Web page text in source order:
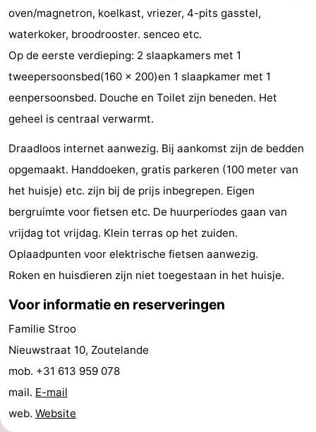
Vuurtorens
-
Uitkijkpunten
Attracties
-
Speeltuinen
-
Bowlen
Wellness
&
Natuur
Sporten
-
Fietsen
-
oven/magnetron, koelkast, vriezer, 4-pits gasstel,
waterkoker, broodrooster. senceo etc.
Op de eerste verdieping: 2 slaapkamers met 1
tweepersoonsbed(160 x 200)en 1 slaapkamer met 1
eenpersoonsbed. Douche en Toilet zijn beneden. Het
geheel is centraal verwarmt.
Draadloos internet aanwezig. Bij aankomst zijn de bedden
opgemaakt. Handdoeken, gratis parkeren (100 meter van
het huisje) etc. zijn bij de prijs inbegrepen. Eigen
bergruimte voor fietsen etc. De huurperiodes gaan van
vrijdag tot vrijdag. Klein terras op het zuiden.
Oplaadpunten voor elektrische fietsen aanwezig.
Roken en huisdieren zijn niet toegestaan in het huisje.
Voor informatie en reserveringen
Familie Stroo
Nieuwstraat 10, Zoutelande
mob. +31 613 959 078
mail. E-mail
web. Website